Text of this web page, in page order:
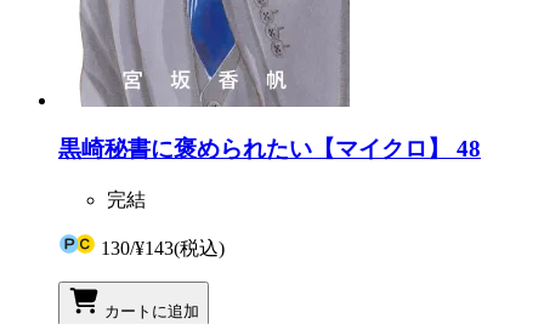
黒崎秘書に褒められたい【マイクロ】 48
完結
130/¥143(税込)
カートに追加